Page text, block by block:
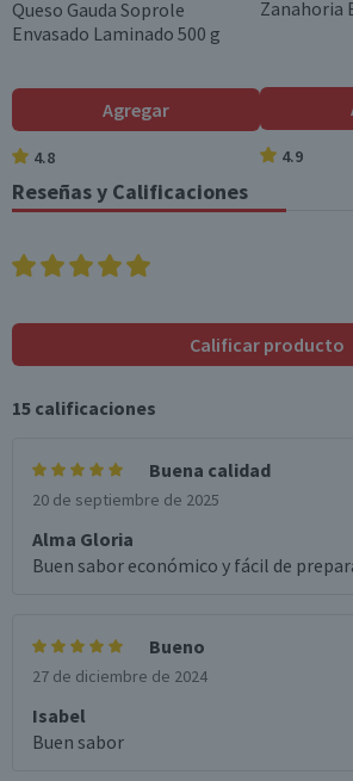
o disponibles (g)
(g)
*Ingesta de referencia de un adulto promedio
Garantía Mínima Legal
Válida hasta su fecha de caducidad
Queso Gauda Soprole
Envasado Laminado 500 g
Agregar
4.8
Zanahoria
4.9
Reseñas y Calificaciones
Calificar producto
15 calificaciones
Buena calidad
20 de septiembre de 2025
Alma Gloria
Buen sabor económico y fácil de
Bueno
27 de diciembre de 2024
Isabel
Buen sabor